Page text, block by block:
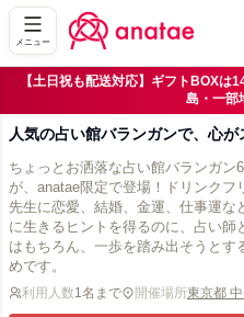
メニュー
【土日祝も配送対応】ギフトBOX
島・一部
人気の占い館バランガンで、心
ちょっとお洒落な占い館バランガン
が、anatae限定で登場！ドリンク
先生に恋愛、結婚、金運、仕事運な
に生きるヒントを得るのに、占い
はもちろん、一歩を踏み出そうと
めです。
利用人数1名まで 開催場所東京都